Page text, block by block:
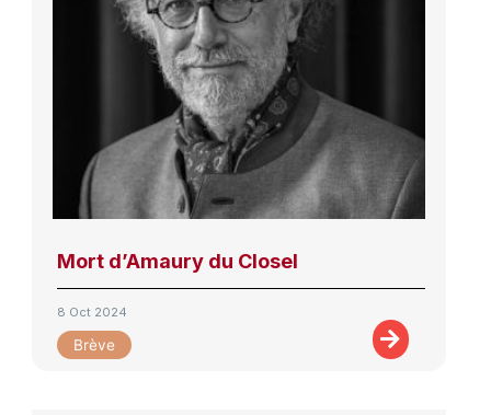
Mort d’Amaury du Closel
8 Oct 2024
Brève